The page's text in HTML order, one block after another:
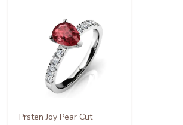
Prsten Joy Pear Cut